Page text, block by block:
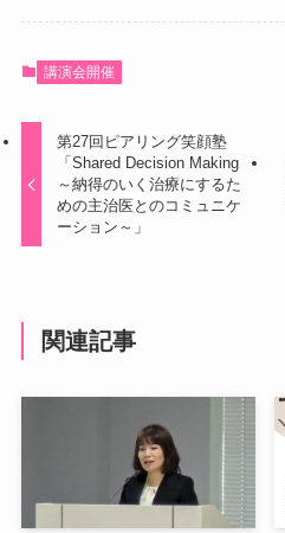
講演会開催
第27回ピアリング笑顔塾
「Shared Decision Making
～納得のいく治療にするた
めの主治医とのコミュニケ
ーション～」
関連記事